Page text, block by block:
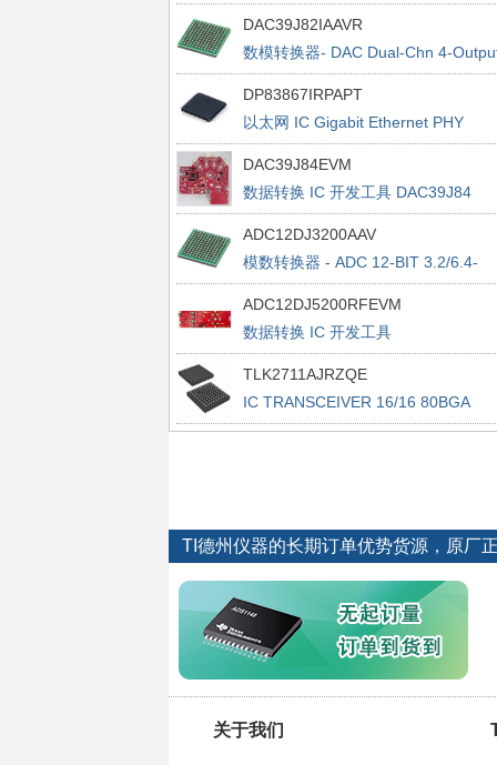
Lev Translator
DAC39J82IAAVR
数模转换器- DAC Dual-Chn 4-
16-Bit 2.8 GSPS
DP83867IRPAPT
以太网 IC Gigabit Ethernet PHY
DAC39J84EVM
数据转换 IC 开发工具 DAC39J84
Evaluation Module
ADC12DJ3200AAV
模数转换器 - ADC 12-BIT 3.2/6.4-
GSPS DUAL/SINGLE CH ADC
ADC12DJ5200RFEVM
数据转换 IC 开发工具
ADC12DJ5200RF EVALUATION
TLK2711AJRZQE
IC TRANSCEIVER 16/16 80BGA
TI德州仪器的长期订单优势货源，原厂
关于我们